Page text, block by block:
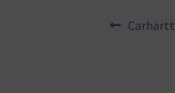
Carhartt